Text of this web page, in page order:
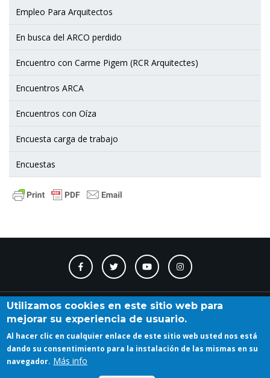
Empleo Para Arquitectos
En busca del ARCO perdido
Encuentro con Carme Pigem (RCR Arquitectes)
Encuentros ARCA
Encuentros con Oíza
Encuesta carga de trabajo
Encuestas
Contacto Accesibilidad Directorio Calendario
Iniciar sesión
Utilizamos cookies en este sitio web para
mejorar su experiencia de usuario.
Al hacer clic en cualquier enlace de este sitio web usted nos está
dando su consentimiento para la instalación de las mismas en su
navegador. Más info